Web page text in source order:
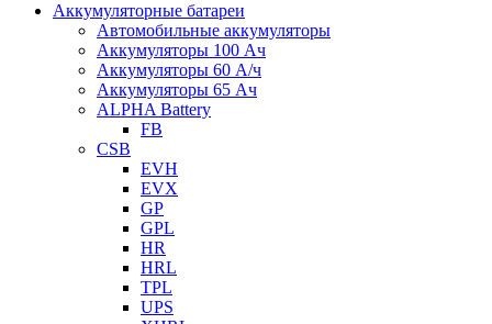
Аккумуляторные батареи
Автомобильные аккумуляторы
Аккумуляторы 100 Ач
Аккумуляторы 60 А/ч
Аккумуляторы 65 Ач
ALPHA Battery
FB
CSB
EVH
EVX
GP
GPL
HR
HRL
TPL
UPS